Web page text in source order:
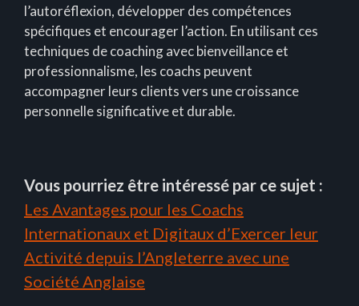
l’autoréflexion, développer des compétences
spécifiques et encourager l’action. En utilisant ces
techniques de coaching avec bienveillance et
professionnalisme, les coachs peuvent
accompagner leurs clients vers une croissance
personnelle significative et durable.
Vous pourriez être intéressé par ce sujet :
Les Avantages pour les Coachs
Internationaux et Digitaux d’Exercer leur
Activité depuis l’Angleterre avec une
Société Anglaise